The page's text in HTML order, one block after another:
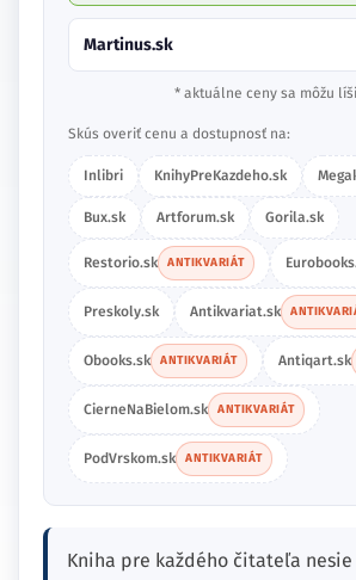
Martinus.sk
* aktuálne ceny sa môžu
Skús overiť cenu a dostupnosť na:
Inlibri KnihyPreKazdeho.sk
Bux.sk Artforum.sk Gorila.sk
Restorio.sk ANTIKVARIÁT
Preskoly.sk Antikvariat.sk
Obooks.sk ANTIKVARIÁT Antiqart.sk
CierneNaBielom.sk ANTIKVARIÁT
PodVrskom.sk ANTIKVARIÁT
Kniha pre každého čitateľa nesie